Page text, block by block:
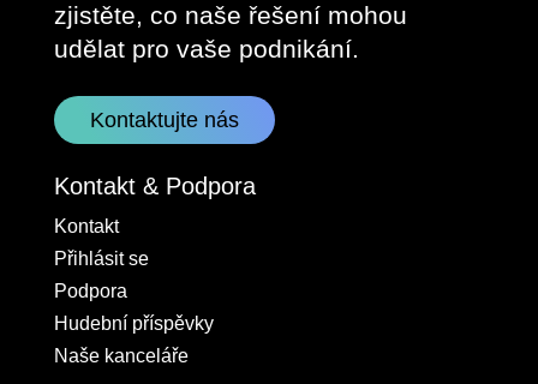
zjistěte, co naše řešení mohou
udělat pro vaše podnikání.
Kontaktujte nás
Kontakt & Podpora
Kontakt
Přihlásit se
Podpora
Hudební příspěvky
Naše kanceláře